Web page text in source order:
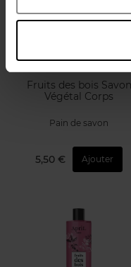
APRIL
Fruits des bois Savon
Végétal Corps
Pain de savon
5,50 € Ajouter